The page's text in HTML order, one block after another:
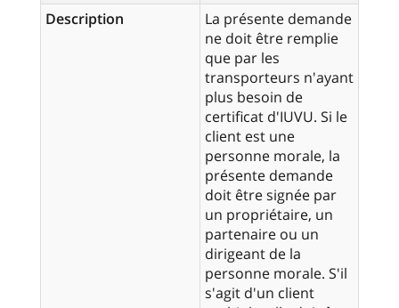
Description
La présente demande
ne doit être remplie
que par les
transporteurs n'ayant
plus besoin de
certificat d'IUVU. Si le
client est une
personne morale, la
présente demande
doit être signée par
un propriétaire, un
partenaire ou un
dirigeant de la
personne morale. S'il
s'agit d'un client